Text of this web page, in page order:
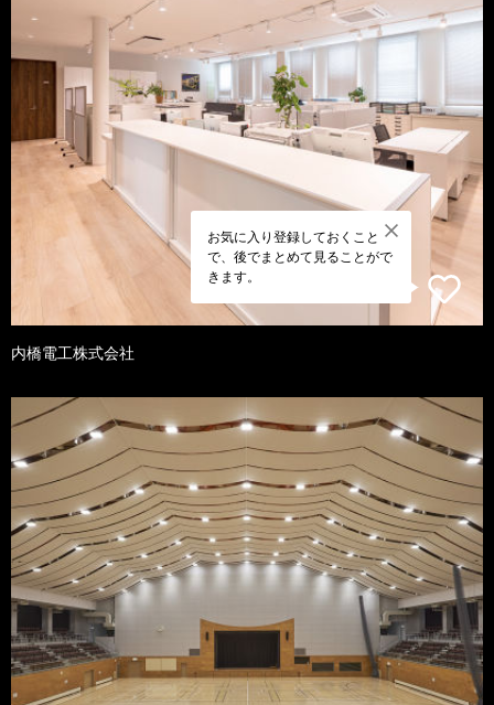
お気に入り登録しておくこと
で、後でまとめて見ることがで
きます。
内橋電工株式会社